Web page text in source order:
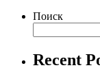
Поиск
Recent